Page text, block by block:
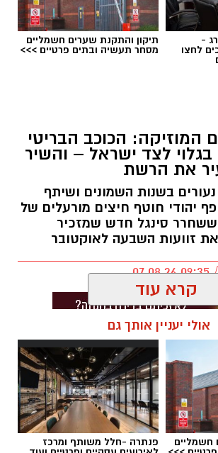
-
לחצו
תיקון והתקנת שערים חשמליים
מסחר תעשיה ובתים פרטיים >>>
המוזיקה: הכוכב הבריטי
בגלוי לצד ישראל – והשיר
את הרשת
בשנות השמונים ושיתף
יהודי חוטף חיצים מורעלים של
סינגל חדש שמזכיר
זוועות השבעה לאוקטובר
קרא עוד
אולי יעניין אותך גם
חשמליים פנתרה -חלל משותף ומרכז